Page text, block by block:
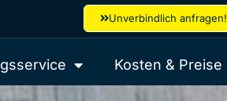
Unverbindlich anfragen!
Kosten & Preise